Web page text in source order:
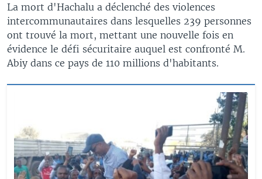
La mort d'Hachalu a déclenché des violences
intercommunautaires dans lesquelles 239 personnes
ont trouvé la mort, mettant une nouvelle fois en
évidence le défi sécuritaire auquel est confronté M.
Abiy dans ce pays de 110 millions d'habitants.